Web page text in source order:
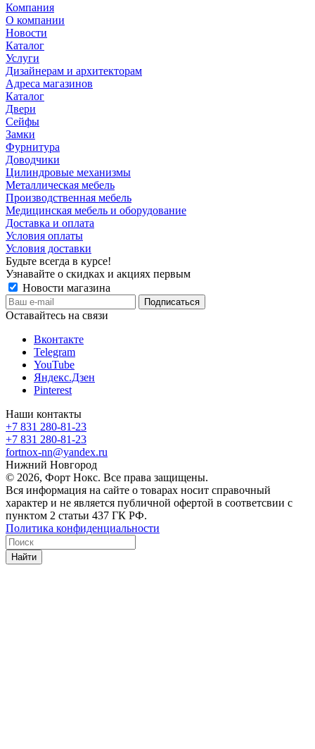
Компания
О компании
Новости
Каталог
Услуги
Дизайнерам и архитекторам
Адреса магазинов
Каталог
Двери
Сейфы
Замки
Фурнитура
Доводчики
Цилиндровые механизмы
Металлическая мебель
Производственная мебель
Медицинская мебель и оборудование
Доставка и оплата
Условия оплаты
Условия доставки
Будьте всегда в курсе!
Узнавайте о скидках и акциях первым
Новости магазина
Оставайтесь на связи
Вконтакте
Telegram
YouTube
Яндекс.Дзен
Pinterest
Наши контакты
+7 831 280-81-23
+7 831 280-81-23
fortnox-nn@yandex.ru
Нижний Новгород
© 2026, Форт Нокс. Все права защищены.
Вся информация на сайте о товарах носит справочный
характер и не является публичной офертой в соответсвии с
пунктом 2 статьи 437 ГК РФ.
Политика конфиденциальности
Найти